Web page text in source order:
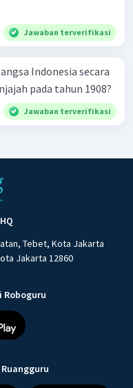
Jawaban terverifikasi
Indonesia secara
pada tahun 1908?
Jawaban terverifikasi
Tebet, Kota Jakarta
Jakarta 12860
Roboguru
Ruangguru